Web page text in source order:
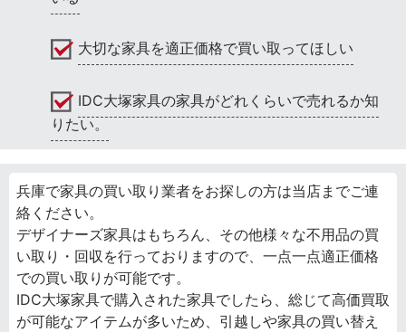
大切な家具を適正価格で買い取ってほしい
IDC大塚家具の家具がどれくらいで売れるか知
りたい。
兵庫で家具の買い取り業者をお探しの方は当店までご連
絡ください。
デザイナーズ家具はもちろん、その他様々な不用品の買
い取り・回収を行っておりますので、一点一点適正価格
での買い取りが可能です。
IDC大塚家具で購入された家具でしたら、総じて高価買取
が可能なアイテムが多いため、引越しや家具の買い替え